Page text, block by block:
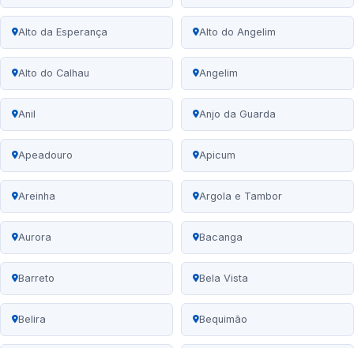
Alto da Esperança Alto do Angelim
Alto do Calhau Angelim
Anil Anjo da Guarda
Apeadouro Apicum
Areinha Argola e Tambor
Aurora Bacanga
Barreto Bela Vista
Belira Bequimão